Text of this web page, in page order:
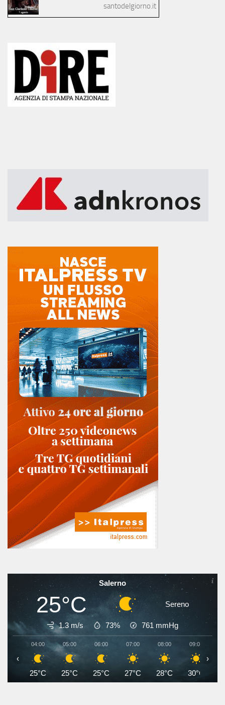
santodelgiorno.it
Salerno
25°C Sereno
1.3 m/s 73% 761 mmHg
04:00
25°C
05:00
25°C
06:00
25°C
07:00
27°C
08:00
28°C
09:00
30°C
‹ ›